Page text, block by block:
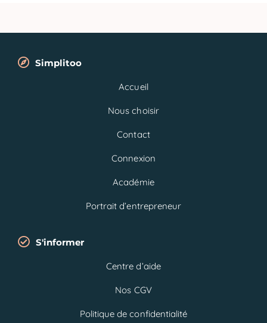
Simplitoo
Accueil
Nous choisir
Contact
Connexion
Académie
Portrait d’entrepreneur
S'informer
Centre d’aide
Nos CGV
Politique de confidentialité